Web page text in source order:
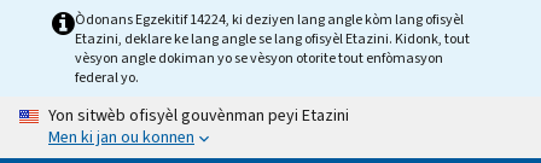
Òdonans Egzekitif 14224, ki deziyen lang angle kòm lang ofisyèl
Etazini, deklare ke lang angle se lang ofisyèl Etazini. Kidonk, tout
vèsyon angle dokiman yo se vèsyon otorite tout enfòmasyon
federal yo.
Yon sitwèb ofisyèl gouvènman peyi Etazini
Men ki jan ou konnen